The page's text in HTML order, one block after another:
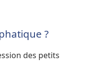
?
des petits